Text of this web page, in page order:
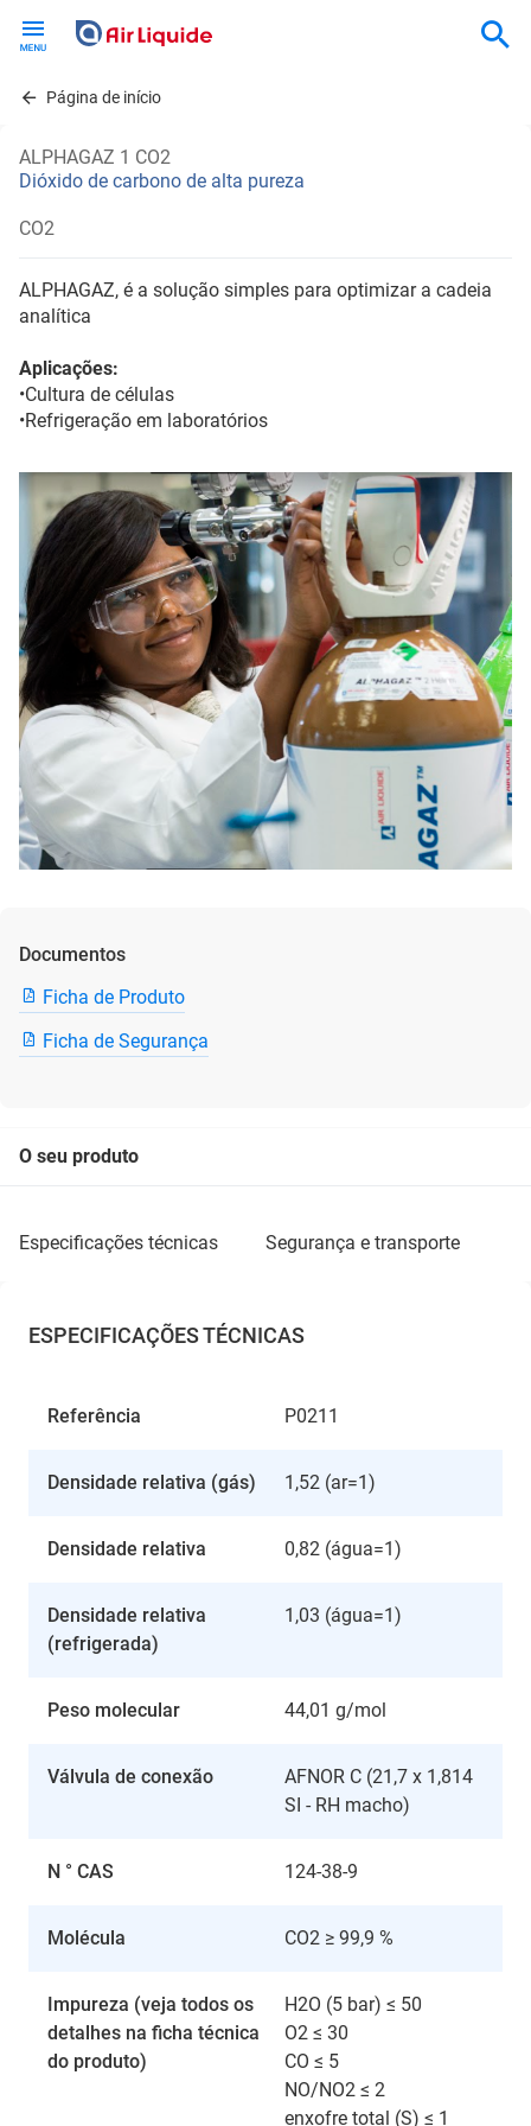
contentPágina de início
ALPHAGAZ 1 CO2
Dióxido de carbono de alta pureza
CO2
ALPHAGAZ, é a solução simples para optimizar a cadeia
analítica
Aplicações:
•Cultura de células
•Refrigeração em laboratórios
Documentos
Ficha de Produto
Ficha de Segurança
O seu produto
especificações técnicas segurança e transporte
ESPECIFICAÇÕES TÉCNICAS
Referência P0211
Densidade relativa (gás) 1,52 (ar=1)
Densidade relativa 0,82 (água=1)
Densidade relativa
(refrigerada)
1,03 (água=1)
Peso molecular 44,01 g/mol
Válvula de conexão
AFNOR C (21,7 x 1,814
SI - RH macho)
N ° CAS 124-38-9
Molécula CO2 ≥ 99,9 %
Impureza (veja todos os
detalhes na ficha técnica
do produto)
H2O (5 bar) ≤ 50
O2 ≤ 30
CO ≤ 5
NO/NO2 ≤ 2
enxofre total (S) ≤ 1